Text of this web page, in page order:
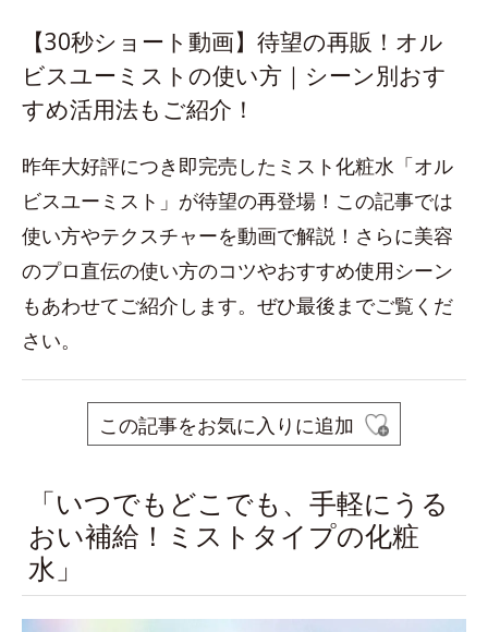
【30秒ショート動画】待望の再販！オル
ビスユーミストの使い方｜シーン別おす
すめ活用法もご紹介！
昨年大好評につき即完売したミスト化粧水「オル
ビスユーミスト」が待望の再登場！この記事では
使い方やテクスチャーを動画で解説！さらに美容
のプロ直伝の使い方のコツやおすすめ使用シーン
もあわせてご紹介します。ぜひ最後までご覧くだ
さい。
この記事をお気に入りに追加
「いつでもどこでも、手軽にうる
おい補給！ミストタイプの化粧
水」